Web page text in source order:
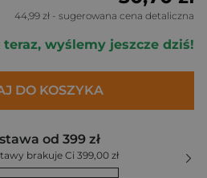
44,99 zł - sugerowana cena detaliczna
wyślemy jeszcze dziś!
DO KOSZYKA
od 399 zł
brakuje Ci 399,00 zł